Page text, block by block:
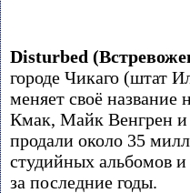
Disturbed
городе Чикаго (штат
меняет своё
Кмак, Майк Венгрен
продали около 35
студийных альбомов
за последние годы.